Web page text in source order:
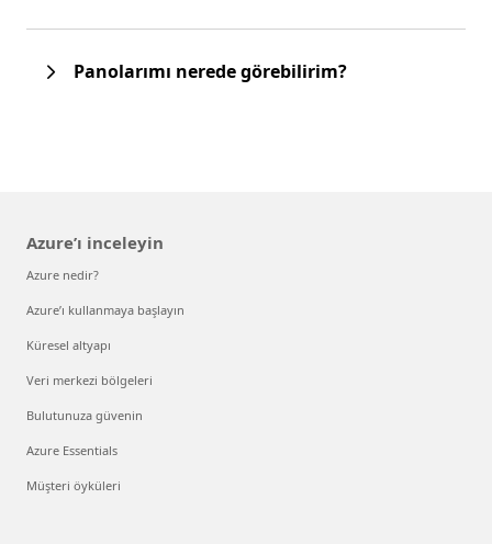
Panolarımı nerede görebilirim?
Azure’ı inceleyin
Azure nedir?
Azure’ı kullanmaya başlayın
Küresel altyapı
Veri merkezi bölgeleri
Bulutunuza güvenin
Azure Essentials
Müşteri öyküleri